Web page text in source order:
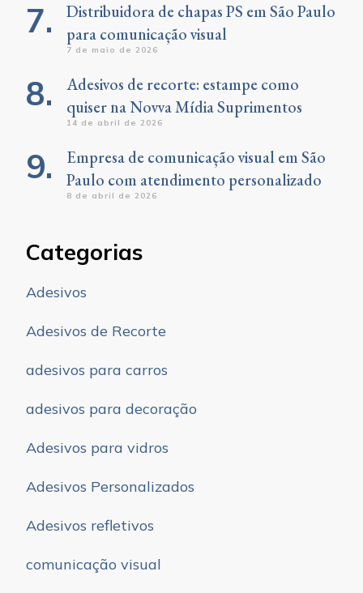
Distribuidora de chapas PS em São Paulo
para comunicação visual
7 de maio de 2026
Adesivos de recorte: estampe como
quiser na Novva Mídia Suprimentos
14 de abril de 2026
Empresa de comunicação visual em São
Paulo com atendimento personalizado
8 de abril de 2026
Categorias
Adesivos
Adesivos de Recorte
adesivos para carros
adesivos para decoração
Adesivos para vidros
Adesivos Personalizados
Adesivos refletivos
comunicação visual